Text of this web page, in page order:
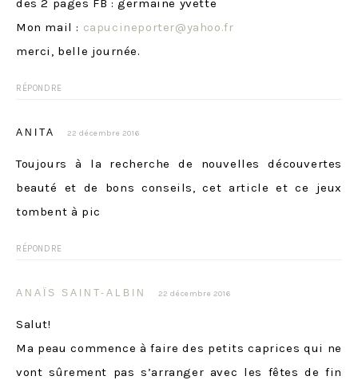
des 2 pages FB : germaine yvette
Mon mail : capucineporter@yahoo.fr
merci, belle journée.
RÉPONDRE
ANITA 22 décembre 2016
Toujours à la recherche de nouvelles découvertes
beauté et de bons conseils, cet article et ce jeux
tombent à pic
RÉPONDRE
ANAÏS SAINT-ALBIN 22 décembre 2016
Salut!
Ma peau commence à faire des petits caprices qui ne
vont sûrement pas s’arranger avec les fêtes de fin